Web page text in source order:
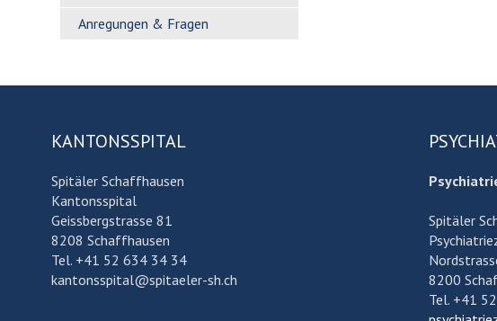
Anregungen & Fragen
KANTONSSPITAL
Spitäler Schaffhausen
Kantonsspital
Geissbergstrasse 81
8208 Schaffhausen
Tel. +41 52 634 34 34
kantonsspital@spitaeler-sh.ch
Spitäler
8200
Tel. +41